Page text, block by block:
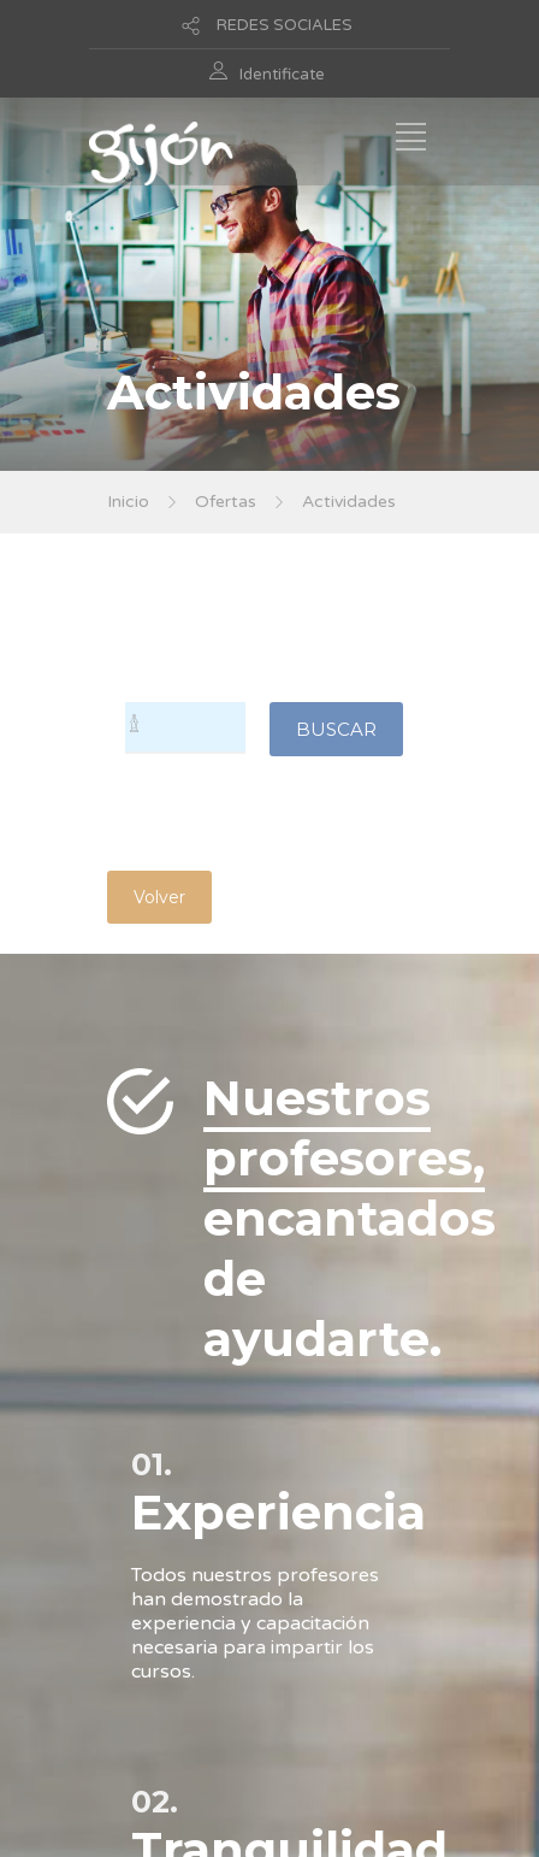
REDES SOCIALES
Identificate
Actividades
Inicio Ofertas Actividades
Volver
Nuestros
profesores,
encantados
de
ayudarte.
01.
Experiencia
Todos nuestros profesores
han demostrado la
experiencia y capacitación
necesaria para impartir los
cursos.
02.